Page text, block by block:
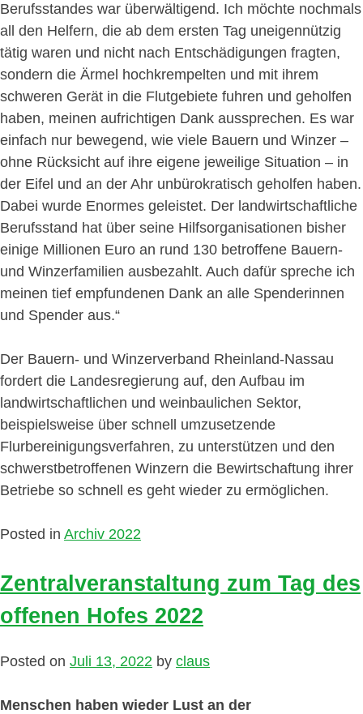
Berufsstandes war überwältigend. Ich möchte nochmals
all den Helfern, die ab dem ersten Tag uneigennützig
tätig waren und nicht nach Entschädigungen fragten,
sondern die Ärmel hochkrempelten und mit ihrem
schweren Gerät in die Flutgebiete fuhren und geholfen
haben, meinen aufrichtigen Dank aussprechen. Es war
einfach nur bewegend, wie viele Bauern und Winzer –
ohne Rücksicht auf ihre eigene jeweilige Situation – in
der Eifel und an der Ahr unbürokratisch geholfen haben.
Dabei wurde Enormes geleistet. Der landwirtschaftliche
Berufsstand hat über seine Hilfsorganisationen bisher
einige Millionen Euro an rund 130 betroffene Bauern-
und Winzerfamilien ausbezahlt. Auch dafür spreche ich
meinen tief empfundenen Dank an alle Spenderinnen
und Spender aus.“
Der Bauern- und Winzerverband Rheinland-Nassau
fordert die Landesregierung auf, den Aufbau im
landwirtschaftlichen und weinbaulichen Sektor,
beispielsweise über schnell umzusetzende
Flurbereinigungsverfahren, zu unterstützen und den
schwerstbetroffenen Winzern die Bewirtschaftung ihrer
Betriebe so schnell es geht wieder zu ermöglichen.
Posted in Archiv 2022
Zentralveranstaltung zum Tag des
offenen Hofes 2022
Posted on Juli 13, 2022 by claus
Menschen haben wieder Lust an der